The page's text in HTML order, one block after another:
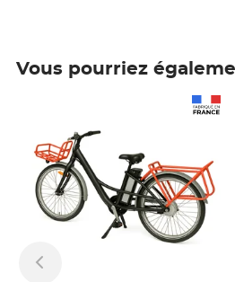
Vous pourriez